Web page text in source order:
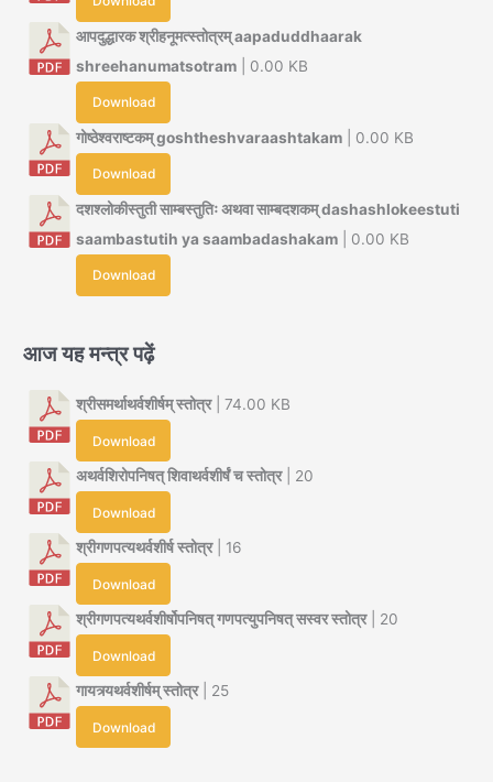
आपदुद्धारक श्रीहनूमत्स्तोत्रम् aapaduddhaarak
shreehanumatsotram | 0.00 KB
Download
गोष्ठेश्वराष्टकम् goshtheshvaraashtakam | 0.00 KB
Download
दशश्लोकीस्तुती साम्बस्तुतिः अथवा साम्बदशकम् dashashlokeestuti
saambastutih ya saambadashakam | 0.00 KB
Download
आज यह मन्त्र पढ़ें
श्रीसमर्थाथर्वशीर्षम् स्तोत्र| 74.00 KB
Download
अथर्वशिरोपनिषत् शिवाथर्वशीर्षं च स्तोत्र| 20
Download
श्रीगणपत्यथर्वशीर्ष स्तोत्र| 16
Download
श्रीगणपत्यथर्वशीर्षोपनिषत् गणपत्युपनिषत् सस्वर स्तोत्र| 20
Download
गायत्र्यथर्वशीर्षम् स्तोत्र| 25
Download